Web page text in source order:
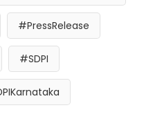
#PressRelease
#SDPI